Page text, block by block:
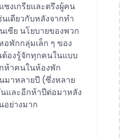
งเกรียและตรึงผู้คน
เดียวกับหลังจากทำ
เซีย นโยบายของพวก
พักกลุ่มเล็ก ๆ ของ
ต้องรู้จักทุกคนในแบบ
ห้าคนในห้องพัก
มาหลายปี (ซึ่งหลาย
นและอีกห้าปีต่อมาหลัง
อย่างมาก